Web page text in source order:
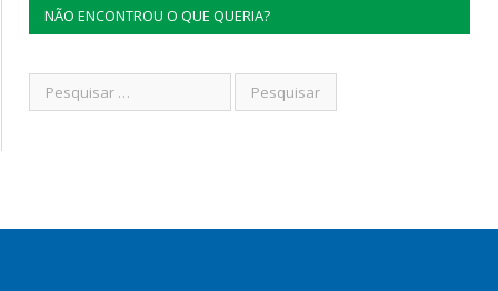
NÃO ENCONTROU O QUE QUERIA?